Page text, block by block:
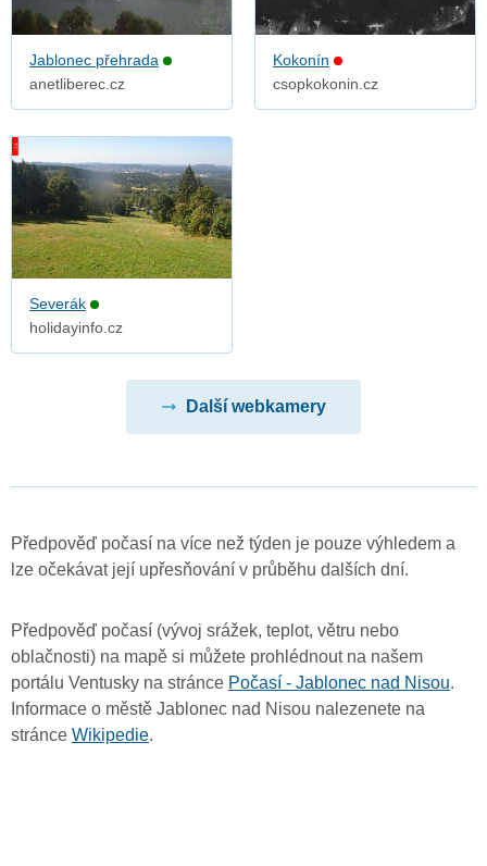
Jablonec přehrada
anetliberec.cz
Kokonín
csopkokonin.cz
Severák
holidayinfo.cz
Další webkamery
Předpověď počasí na více než týden je pouze výhledem a
lze očekávat její upřesňování v průběhu dalších dní.
Předpověď počasí (vývoj srážek, teplot, větru nebo
oblačnosti) na mapě si můžete prohlédnout na našem
portálu Ventusky na stránce Počasí - Jablonec nad Nisou.
Informace o městě Jablonec nad Nisou nalezenete na
stránce Wikipedie.